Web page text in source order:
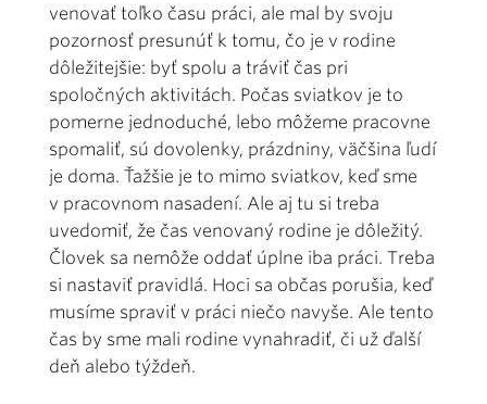
venovať toľko času práci, ale mal by svoju
pozornosť presunúť k tomu, čo je v rodine
dôležitejšie: byť spolu a tráviť čas pri
spoločných aktivitách. Počas sviatkov je to
pomerne jednoduché, lebo môžeme pracovne
spomaliť, sú dovolenky, prázdniny, väčšina ľudí
je doma. Ťažšie je to mimo sviatkov, keď sme
v pracovnom nasadení. Ale aj tu si treba
uvedomiť, že čas venovaný rodine je dôležitý.
Človek sa nemôže oddať úplne iba práci. Treba
si nastaviť pravidlá. Hoci sa občas porušia, keď
musíme spraviť v práci niečo navyše. Ale tento
čas by sme mali rodine vynahradiť, či už ďalší
deň alebo týždeň.